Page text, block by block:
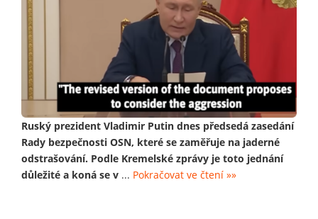
Ruský prezident Vladimir Putin dnes předsedá zasedání
Rady bezpečnosti OSN, které se zaměřuje na jaderné
odstrašování. Podle Kremelské zprávy je toto jednání
důležité a koná se v ... Pokračovat ve čtení »»